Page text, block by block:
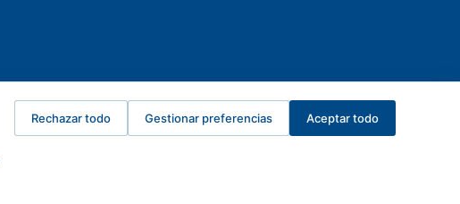
Rechazar todo Gestionar preferencias Aceptar todo